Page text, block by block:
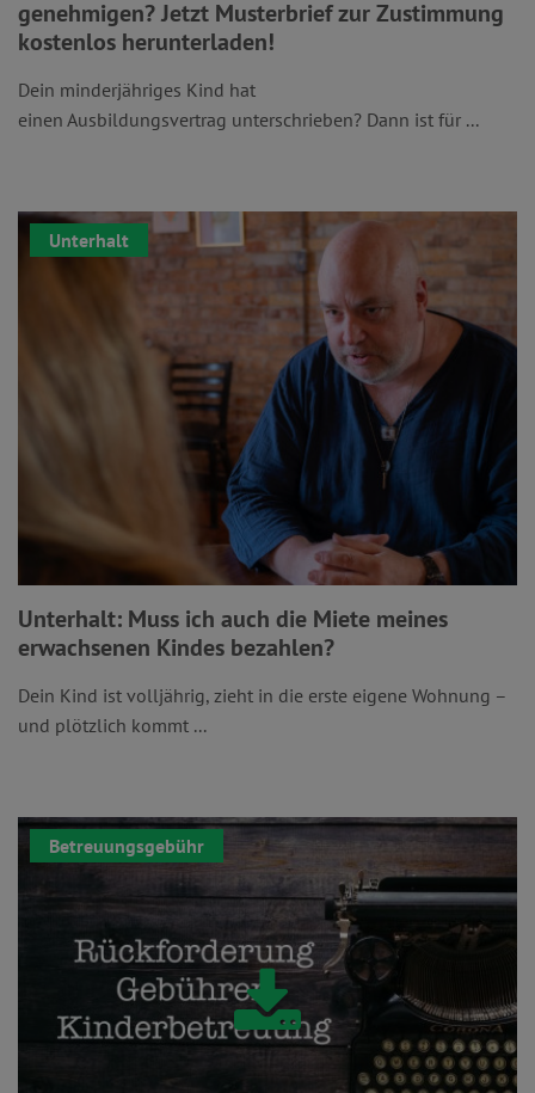
genehmigen? Jetzt Musterbrief zur Zustimmung
kostenlos herunterladen!
Dein minderjähriges Kind hat
einen Ausbildungsvertrag unterschrieben? Dann ist für ...
Unterhalt
Unterhalt: Muss ich auch die Miete meines
erwachsenen Kindes bezahlen?
Dein Kind ist volljährig, zieht in die erste eigene Wohnung –
und plötzlich kommt ...
Betreuungsgebühr